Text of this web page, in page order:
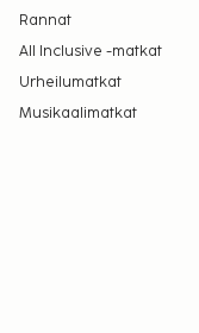
Rannat
All Inclusive -matkat
Urheilumatkat
Musikaalimatkat